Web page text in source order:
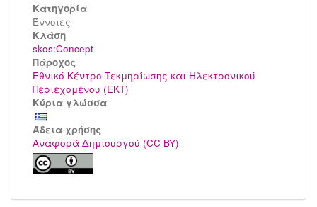
Κατηγορία
Έννοιες
Kλάση
skos:Concept
Πάροχος
Εθνικό Κέντρο Τεκμηρίωσης και Ηλεκτρονικού
Περιεχομένου (ΕΚΤ)
Κύρια γλώσσα
Άδεια χρήσης
Αναφορά Δημιουργού (CC BY)